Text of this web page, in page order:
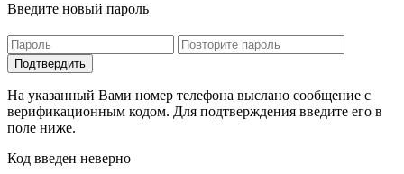
Введите новый пароль
На указанный Вами номер телефона выслано сообщение с
верификационным кодом. Для подтверждения введите его в
поле ниже.
Код введен неверно